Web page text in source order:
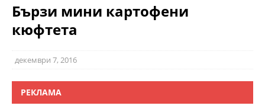
Бързи мини картофени
кюфтета
декември 7, 2016
РЕКЛАМА